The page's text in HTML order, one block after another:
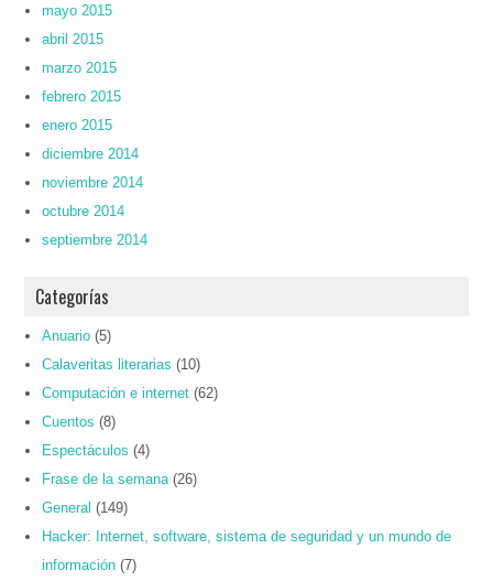
mayo 2015
abril 2015
marzo 2015
febrero 2015
enero 2015
diciembre 2014
noviembre 2014
octubre 2014
septiembre 2014
Categorías
Anuario (5)
Calaveritas literarias (10)
Computación e internet (62)
Cuentos (8)
Espectáculos (4)
Frase de la semana (26)
General (149)
Hacker: Internet, software, sistema de seguridad y un mundo de
información (7)